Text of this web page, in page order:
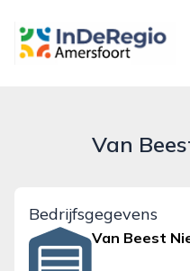
inderegioamersfoort.nl
Van
Bedrijfsgegevens
Van Beest